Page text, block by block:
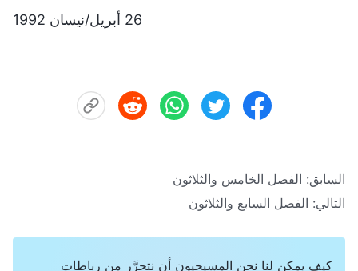
26 أبريل/نيسان 1992
السابق: الفصل الخامس والثلاثون
التالي: الفصل السابع والثلاثون
كيف يمكن لنا نحن المسيحيون أن نتحرَّر من رباطات